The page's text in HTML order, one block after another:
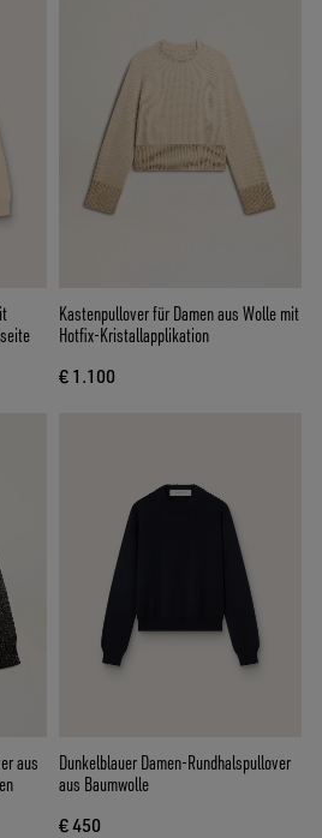
Kastenpullover für Damen aus Wolle mit
Hotfix-Kristallapplikation
€ 1.100
aus
Dunkelblauer Damen-Rundhalspullover
aus Baumwolle
€ 450